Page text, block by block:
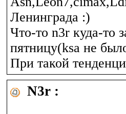
Ленинграда :)
Что-то n3r куда-то
пятницу(ksa не
При такой
N3r :